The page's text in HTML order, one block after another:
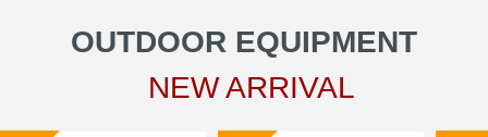
OUTDOOR EQUIPMENT
NEW ARRIVAL